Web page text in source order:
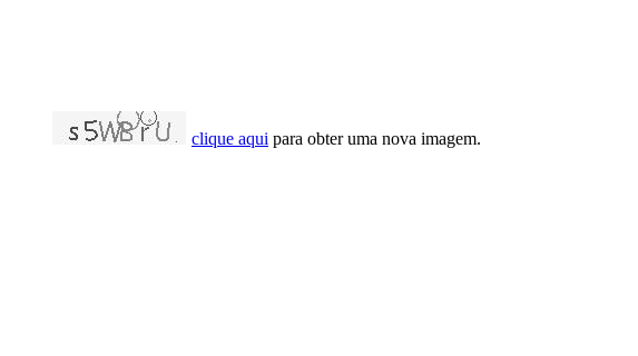
clique aqui para obter uma nova imagem.